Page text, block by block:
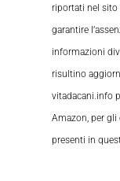
riportati nel
garantire
informazioni
risultino
vitadacani.info
Amazon, per
presenti in